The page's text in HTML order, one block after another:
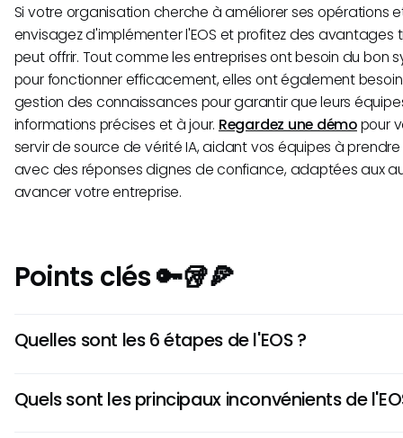
Si votre organisation cherche à améliorer ses opérations
envisagez d'implémenter l'EOS et profitez des avantages
peut offrir. Tout comme les entreprises ont besoin du bon
pour fonctionner efficacement, elles ont également
gestion des connaissances pour garantir que leurs
informations précises et à jour. Regardez une démopour
servir de source de vérité IA, aidant vos équipes à
avec des réponses dignes de confiance, adaptées aux
avancer votre entreprise.
Points clés 🔑🥡🍕
Quelles sont les 6 étapes de l'EOS ?
Processus et la Traction, qui travaillent ensemble pour
Quels sont les principaux inconvénients de